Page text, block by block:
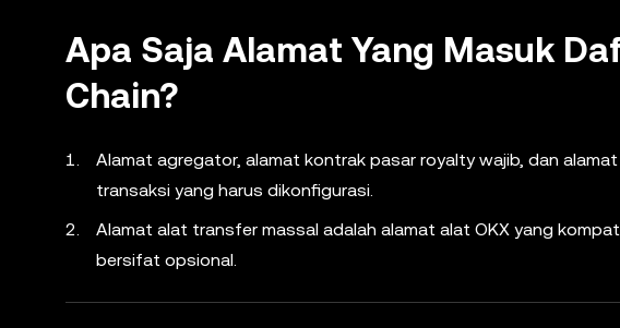
Apa Saja Alamat Yang Masuk
Chain?
Alamat agregator, alamat kontrak pasar royalty wajib, dan
transaksi yang harus dikonfigurasi.
Alamat alat transfer massal adalah alamat alat OKX yang
bersifat opsional.